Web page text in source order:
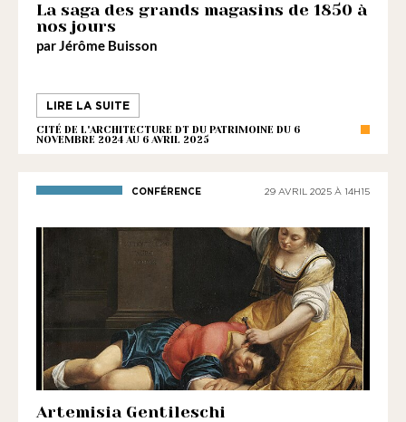
La saga des grands magasins de 1850 à
nos jours
par Jérôme Buisson
LIRE LA SUITE
CITÉ DE L'ARCHITECTURE DT DU PATRIMOINE DU 6
NOVEMBRE 2024 AU 6 AVRIL 2025
CONFÉRENCE 29 AVRIL 2025 À 14H15
Artemisia Gentileschi